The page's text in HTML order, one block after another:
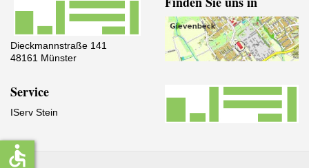
Dieckmannstraße 141
48161 Münster
Service
IServ Stein
accessible